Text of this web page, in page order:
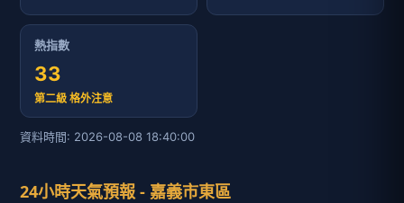
熱指數
33
第二級 格外注意
資料時間: 2026-08-08 18:40:00
24小時天氣預報 - 嘉義市東區